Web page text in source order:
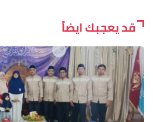
قد يعجبك ايضاً